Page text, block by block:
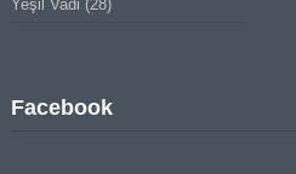
Yeşil Vadi (28)
Facebook